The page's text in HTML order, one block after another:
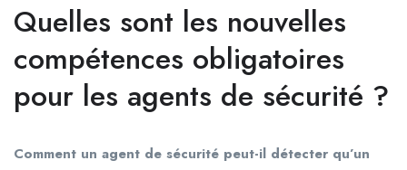
Quelles sont les nouvelles
compétences obligatoires
pour les agents de sécurité ?
Comment un agent de sécurité peut-il détecter qu’un